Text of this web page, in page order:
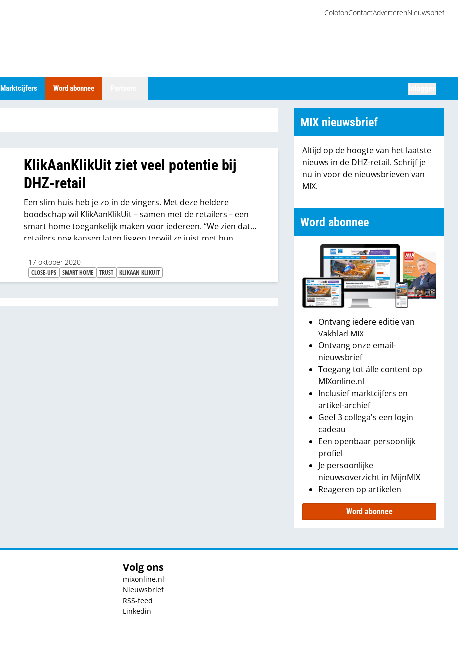
ColofonContactAdverterenNieuwsbrief
Marktcijfers Word abonnee
KlikAanKlikUit ziet veel potentie bij
DHZ-retail
Een slim huis heb je zo in de vingers. Met deze heldere
boodschap wil KlikAanKlikUit – samen met de retailers – een
smart home toegankelijk maken voor iedereen. “We zien dat
retailers nog kansen laten liggen terwijl ze juist met hun
de verkoop van onze slimme producten”, zegt managing
director Robert-Jan Kooij.
17 oktober 2020
CLOSE-UPS SMART HOME TRUST KLIKAAN KLIKUIT
MIX nieuwsbrief
Altijd op de hoogte van het laatste
nieuws in de DHZ-retail. Schrijf je
nu in voor de nieuwsbrieven van
MIX.
Word abonnee
Ontvang iedere editie van
Vakblad MIX
Ontvang onze email-
nieuwsbrief
Toegang tot álle content op
MIXonline.nl
Inclusief marktcijfers en
artikel-archief
Geef 3 collega's een login
cadeau
Een openbaar persoonlijk
profiel
Je persoonlijke
nieuwsoverzicht in MijnMIX
Reageren op artikelen
Word abonnee
Volg ons
mixonline.nl
Nieuwsbrief
RSS-feed
Linkedin